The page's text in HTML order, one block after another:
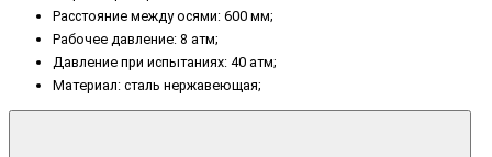
Расстояние между осями: 600 мм;
Рабочее давление: 8 атм;
Давление при испытаниях: 40 атм;
Материал: сталь нержавеющая;